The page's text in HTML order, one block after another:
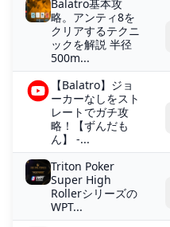
Balatro基本攻
略。アンティ8を
クリアするテクニ
ックを解説 半径
500m...
【Balatro】ジョ
ーカーなしをスト
レートでガチ攻
略！【ずんだも
ん】 -...
Triton Poker
Super High
Rollerシリーズの
WPT...